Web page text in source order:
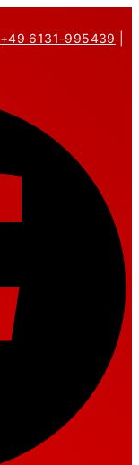
+49 6131-995439